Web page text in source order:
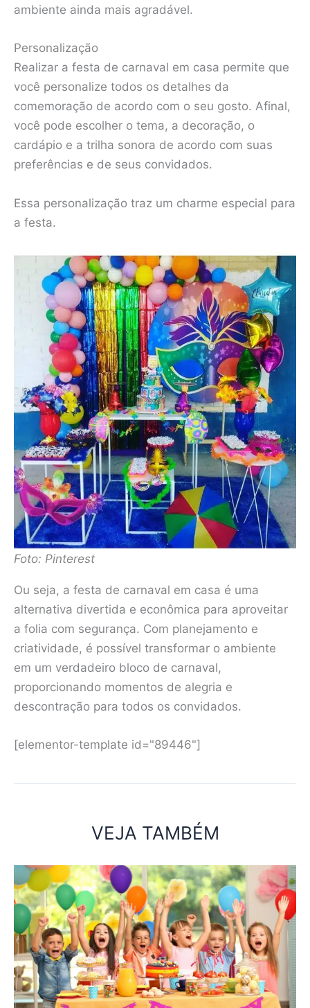
ambiente ainda mais agradável.
Personalização
Realizar a festa de carnaval em casa permite que
você personalize todos os detalhes da
comemoração de acordo com o seu gosto. Afinal,
você pode escolher o tema, a decoração, o
cardápio e a trilha sonora de acordo com suas
preferências e de seus convidados.
Essa personalização traz um charme especial para
a festa.
Foto: Pinterest
Ou seja, a festa de carnaval em casa é uma
alternativa divertida e econômica para aproveitar
a folia com segurança. Com planejamento e
criatividade, é possível transformar o ambiente
em um verdadeiro bloco de carnaval,
proporcionando momentos de alegria e
descontração para todos os convidados.
[elementor-template id="89446"]
VEJA TAMBÉM